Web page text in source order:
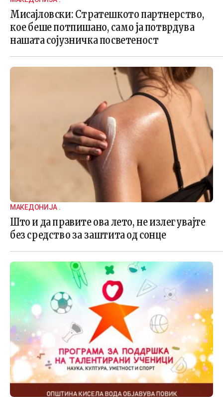
Мисајловски: Стратешкото партнерство,
кое беше потпишано, само ја потврдува
нашата сојузничка посветеност
МАКЕДОНИЈА .
Што и да правите ова лето, не излегувајте
без средство за заштита од сонце